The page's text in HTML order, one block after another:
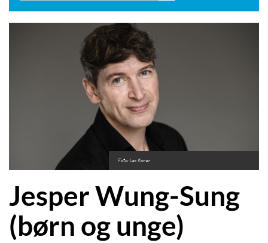
Foto: Les Kaner
Jesper Wung-Sung
(børn og unge)